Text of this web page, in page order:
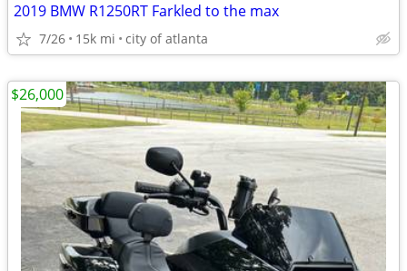
2019 BMW R1250RT Farkled to the max
7/26 15k mi city of atlanta
$26,000